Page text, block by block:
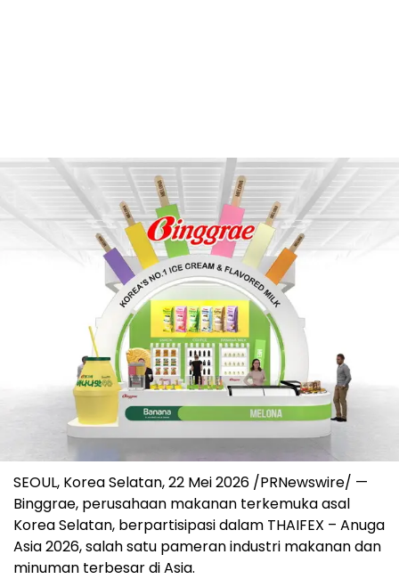
SEOUL, Korea Selatan,22 Mei 2026 /PRNewswire/ —
Binggrae, perusahaan makanan terkemuka asal
Korea Selatan, berpartisipasi dalam THAIFEX – Anuga
Asia 2026, salah satu pameran industri makanan dan
minuman terbesar di Asia.